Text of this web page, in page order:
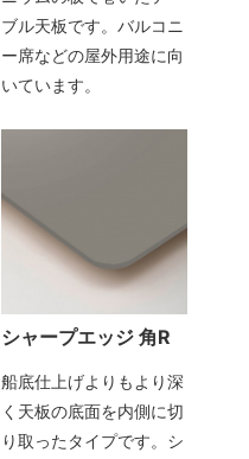
ブル天板です。バルコニ
ー席などの屋外用途に向
いています。
シャープエッジ 角R
船底仕上げよりもより深
く天板の底面を内側に切
り取ったタイプです。シ